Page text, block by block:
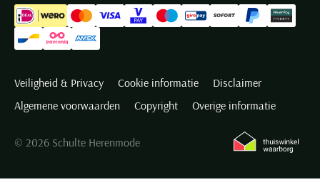
Veiligheid & Privacy Cookie informatie
Disclaimer
Algemene voorwaarden
Copyright Overige informatie
© 2026 Schulte Herenmode